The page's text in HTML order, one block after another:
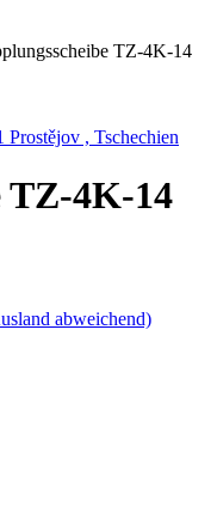
TZ-4K-14
, Tschechien
TZ-4K-14
abweichend)